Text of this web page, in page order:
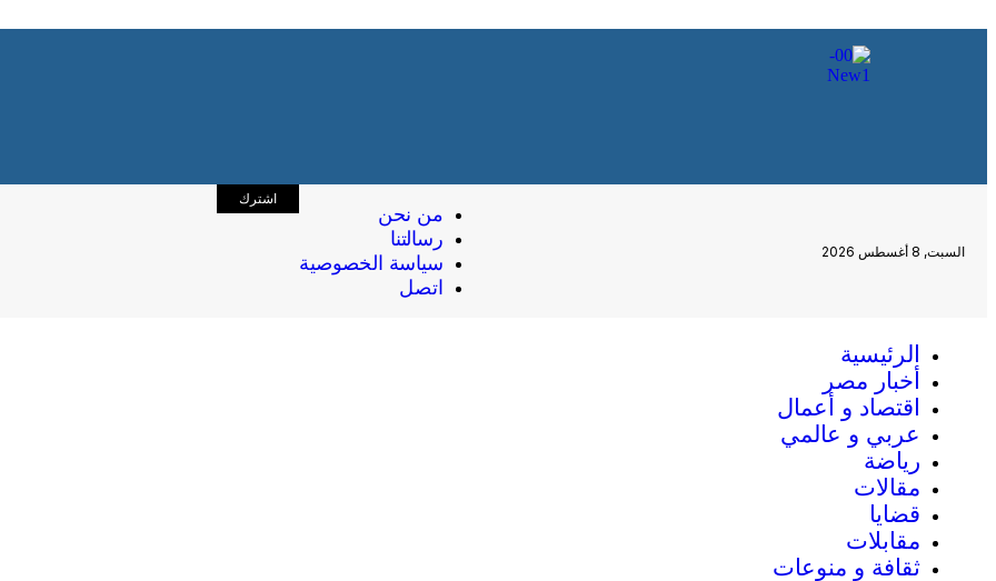
السبت, 8 أغسطس 2026
من نحن
رسالتنا
سياسة الخصوصية
اتصل
اشترك
الرئيسية
أخبار مصر
اقتصاد و أعمال
عربي و عالمي
رياضة
مقالات
قضايا
مقابلات
ثقافة و منوعات